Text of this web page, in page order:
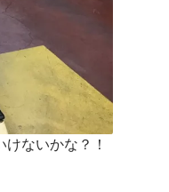
ないかな？！